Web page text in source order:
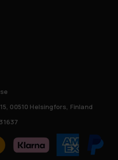
00510 Helsingfors, Finland